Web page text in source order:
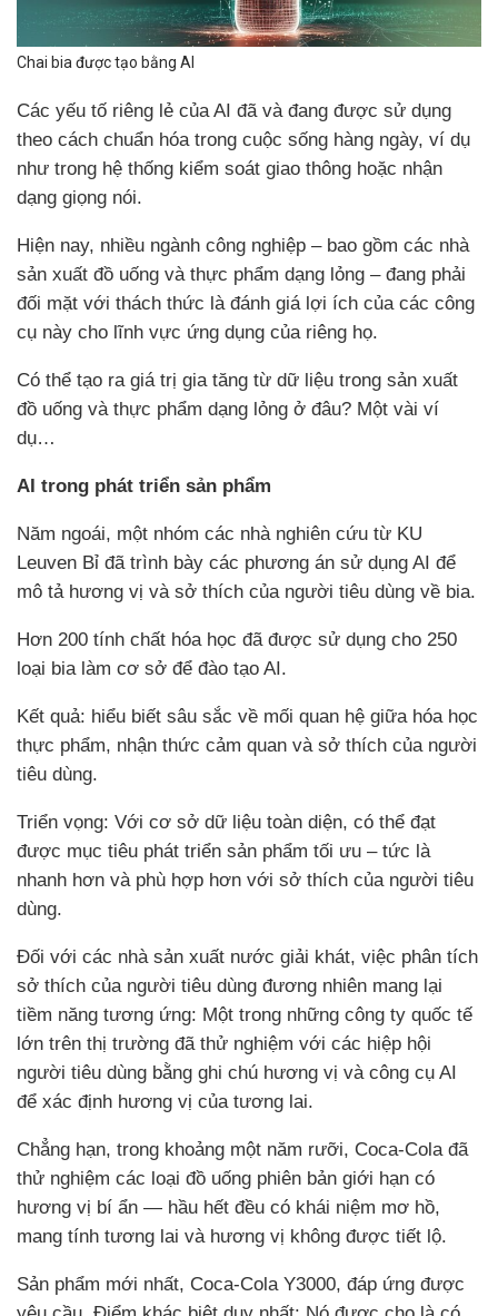
Chai bia được tạo bằng AI
Các yếu tố riêng lẻ của AI đã và đang được sử dụng
theo cách chuẩn hóa trong cuộc sống hàng ngày, ví dụ
như trong hệ thống kiểm soát giao thông hoặc nhận
dạng giọng nói.
Hiện nay, nhiều ngành công nghiệp – bao gồm các nhà
sản xuất đồ uống và thực phẩm dạng lỏng – đang phải
đối mặt với thách thức là đánh giá lợi ích của các công
cụ này cho lĩnh vực ứng dụng của riêng họ.
Có thể tạo ra giá trị gia tăng từ dữ liệu trong sản xuất
đồ uống và thực phẩm dạng lỏng ở đâu? Một vài ví
dụ…
AI trong phát triển sản phẩm
Năm ngoái, một nhóm các nhà nghiên cứu từ KU
Leuven Bỉ đã trình bày các phương án sử dụng AI để
mô tả hương vị và sở thích của người tiêu dùng về bia.
Hơn 200 tính chất hóa học đã được sử dụng cho 250
loại bia làm cơ sở để đào tạo AI.
Kết quả: hiểu biết sâu sắc về mối quan hệ giữa hóa học
thực phẩm, nhận thức cảm quan và sở thích của người
tiêu dùng.
Triển vọng: Với cơ sở dữ liệu toàn diện, có thể đạt
được mục tiêu phát triển sản phẩm tối ưu – tức là
nhanh hơn và phù hợp hơn với sở thích của người tiêu
dùng.
Đối với các nhà sản xuất nước giải khát, việc phân tích
sở thích của người tiêu dùng đương nhiên mang lại
tiềm năng tương ứng: Một trong những công ty quốc tế
lớn trên thị trường đã thử nghiệm với các hiệp hội
người tiêu dùng bằng ghi chú hương vị và công cụ AI
để xác định hương vị của tương lai.
Chẳng hạn, trong khoảng một năm rưỡi, Coca-Cola đã
thử nghiệm các loại đồ uống phiên bản giới hạn có
hương vị bí ẩn — hầu hết đều có khái niệm mơ hồ,
mang tính tương lai và hương vị không được tiết lộ.
Sản phẩm mới nhất, Coca-Cola Y3000, đáp ứng được